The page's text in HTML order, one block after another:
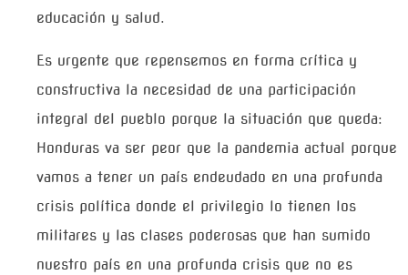
educación y salud.
Es urgente que repensemos en forma crítica y
constructiva la necesidad de una participación
integral del pueblo porque la situación que queda:
Honduras va ser peor que la pandemia actual porque
vamos a tener un país endeudado en una profunda
crisis política donde el privilegio lo tienen los
militares y las clases poderosas que han sumido
nuestro país en una profunda crisis que no es